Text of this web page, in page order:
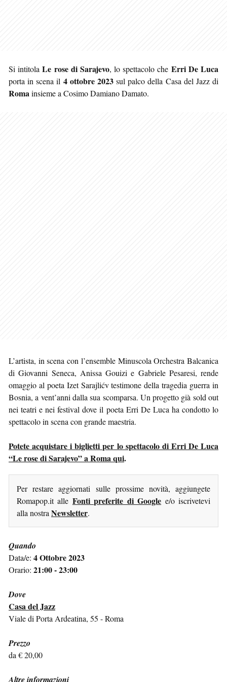
Si intitolaLe rose di Sarajevo, lo spettacolo che Erri De Luca
porta in scena il 4 ottobre 2023sul palco della Casa del Jazz di
Romainsieme a Cosimo Damiano Damato.
L’artista, in scena con l’ensemble Minuscola Orchestra Balcanica
di Giovanni Seneca, Anissa Gouizi e Gabriele Pesaresi, rende
omaggio al poeta Izet Sarajlićv testimone della tragedia guerra in
Bosnia, a vent’anni dalla sua scomparsa. Un progetto già sold out
nei teatri e nei festival dove il poeta Erri De Luca ha condotto lo
spettacolo in scena con grande maestria.
Potete acquistare i biglietti per lo spettacolo di Erri De Luca
“Le rose di Sarajevo” a Roma qui.
Per restare aggiornati sulle prossime novità, aggiungete
Romapop.it alle Fonti preferite di Google e/o iscrivetevi
alla nostra Newsletter.
Quando
Data/e: 4 Ottobre 2023
Orario: 21:00 - 23:00
Dove
Casa del Jazz
Viale di Porta Ardeatina, 55 - Roma
Prezzo
da € 20,00
Altre informazioni